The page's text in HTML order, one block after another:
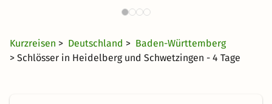
Kurzreisen > Deutschland > Baden-Württemberg
> Schlösser in Heidelberg und Schwetzingen - 4 Tage